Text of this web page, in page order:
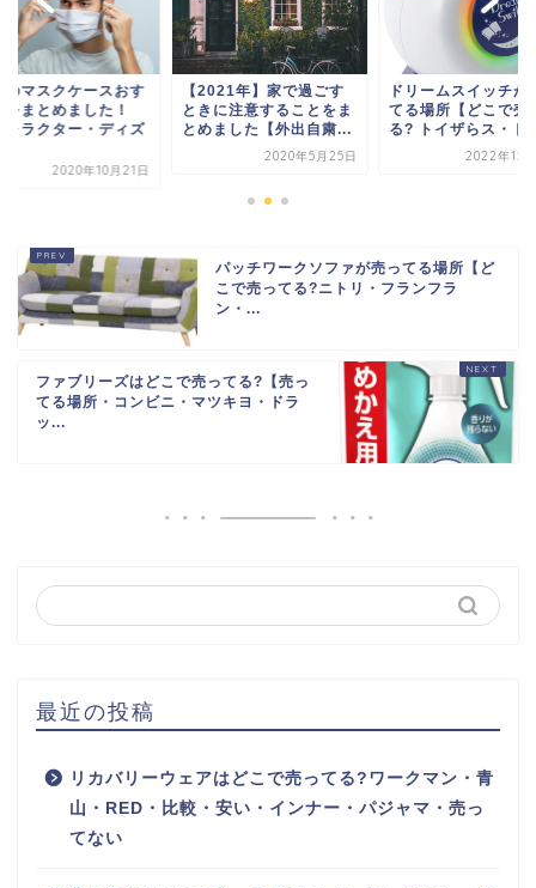
2021年】家で過ごす
きに注意することをま
めました【外出自粛...
ドリームスイッチが売っ
てる場所【どこで売って
る? トイザらス・ドリ...
2022年12月18日
人気のマスクケ
すめをまとめま
【キャラクター
パッチワークソファが売ってる場所【ど
こで売ってる?ニトリ・フランフラ
ン・...
ファブリーズはどこで売ってる?【売っ
てる場所・コンビニ・マツキヨ・ドラ
ッ...
最近の投稿
リカバリーウェアはどこで売ってる?ワークマン・青
山・RED・比較・安い・インナー・パジャマ・売っ
てない